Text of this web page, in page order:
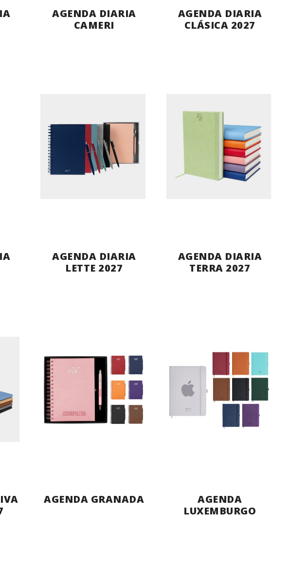
AGENDA DIARIA
CAMERI
AGENDA DIARIA
CLÁSICA 2027
AGENDA DIARIA
LETTE 2027
AGENDA DIARIA
TERRA 2027
AGENDA GRANADA
AGENDA
LUXEMBURGO